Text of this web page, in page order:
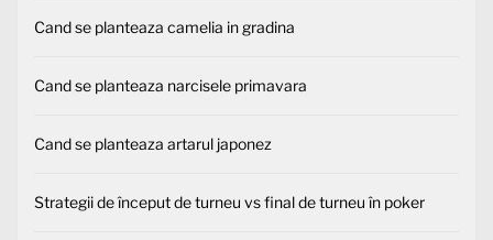
Cand se planteaza camelia in gradina
Cand se planteaza narcisele primavara
Cand se planteaza artarul japonez
Strategii de început de turneu vs final de turneu în poker